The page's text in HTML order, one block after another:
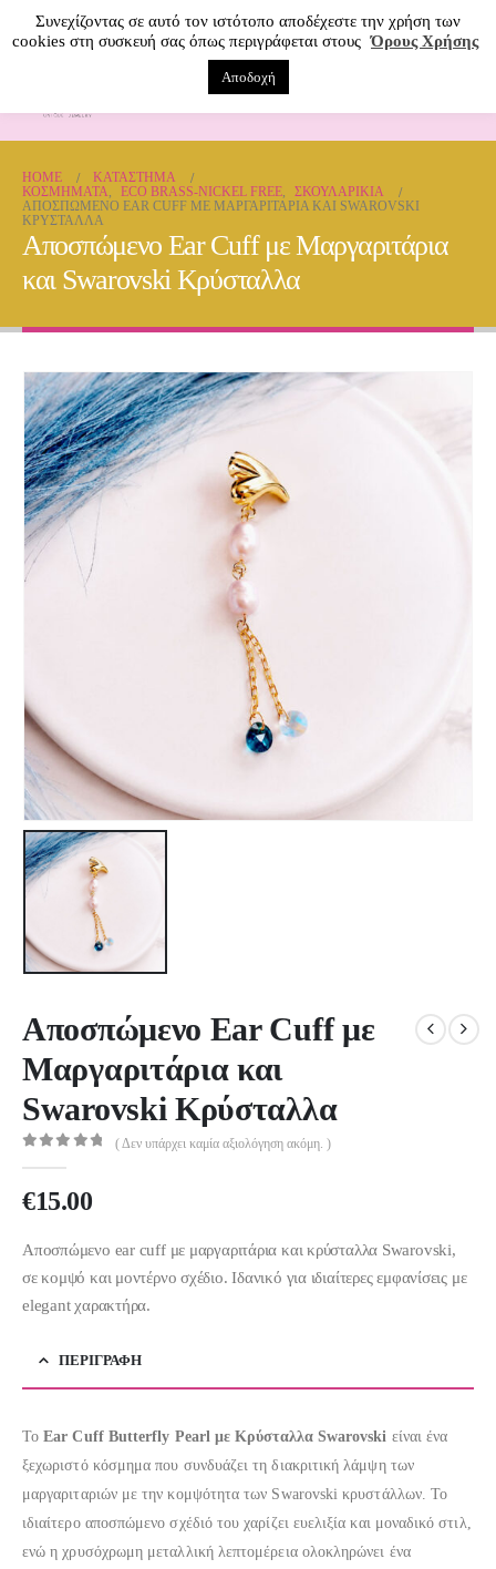
HOME
ΚΑΤΆΣΤΗΜΑ
ΚΟΣΜΗΜΑΤΑ, ECO BRASS-NICKEL FREE,
ΣΚΟΥΛΑΡΊΚΙΑ
ΑΠΟΣΠΏΜΕΝΟ EAR CUFF ΜΕ ΜΑΡΓΑΡΙΤΆΡΙΑ ΚΑΙ SWAROVSKI
ΚΡΎΣΤΑΛΛΑ
Αποσπώμενο Ear Cuff με Μαργαριτάρια
και Swarovski Κρύσταλλα
Αποσπώμενο Ear Cuff με
Μαργαριτάρια και
Swarovski Κρύσταλλα
( Δεν υπάρχει καμία αξιολόγηση ακόμη. )
€15.00
Αποσπώμενο ear cuff με μαργαριτάρια και κρύσταλλα Swarovski,
σε κομψό και μοντέρνο σχέδιο. Ιδανικό για ιδιαίτερες εμφανίσεις με
elegant χαρακτήρα.
ΠΕΡΙΓΡΑΦΉ
ΤοEar Cuff Butterfly Pearl με Κρύσταλλα Swarovski είναι ένα
ξεχωριστό κόσμημα που συνδυάζει τη διακριτική λάμψη των
μαργαριταριών με την κομψότητα των Swarovski κρυστάλλων. Το
ιδιαίτερο αποσπώμενο σχέδιό του χαρίζει ευελιξία και μοναδικό στιλ,
ενώ η χρυσόχρωμη μεταλλική λεπτομέρεια ολοκληρώνει ένα
Συνεχίζοντας σε αυτό τον ιστότοπο αποδέχεστε την χρήση των
cookies στη συσκευή σας όπως περιγράφεται στους Όρους Χρήσης
Αποδοχή